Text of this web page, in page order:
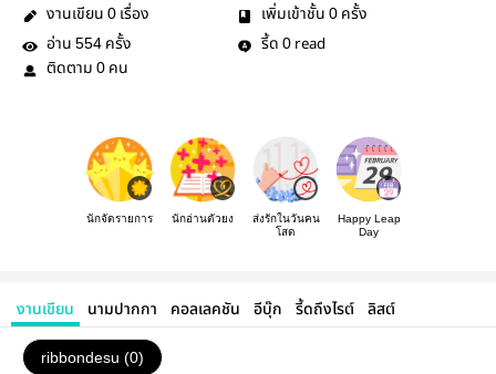
งานเขียน 0 เรื่อง เพิ่มเข้าชั้น 0 ครั้ง
อ่าน 554 ครั้ง รี้ด 0 read
ติดตาม 0 คน
นักจัดรายการ นักอ่านตัวยง
ส่งรักในวันคน
โสด
Happy Leap
Day
งานเขียน นามปากกา คอลเลคชัน อีบุ๊ก รี้ดถึงไรต์ ลิสต์
ribbondesu (0)